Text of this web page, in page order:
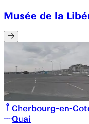
Musée de la
Cherbourg-en-
Quai